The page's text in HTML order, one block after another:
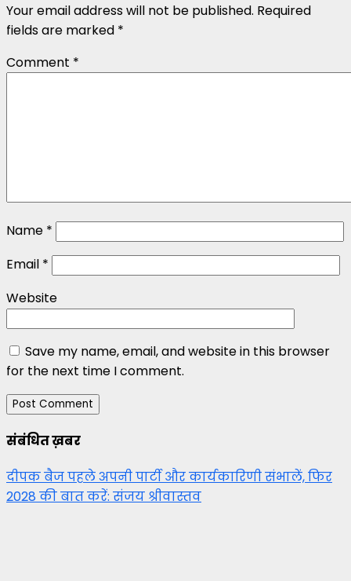
Your email address will not be published. Required
fields are marked *
Comment *
Name *
Email *
Website
Save my name, email, and website in this browser
for the next time I comment.
संबंधित ख़बर
दीपक बैज पहले अपनी पार्टी और कार्यकारिणी संभालें, फिर
2028 की बात करें: संजय श्रीवास्तव